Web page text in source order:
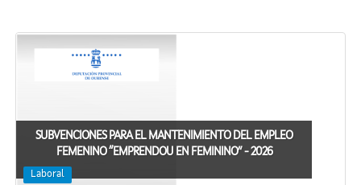
SUBVENCIONES PARA EL MANTENIMIENTO DEL EMPLEO
FEMENINO “EMPRENDOU EN FEMININO” - 2026
Laboral